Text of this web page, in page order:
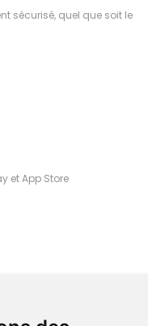
sécurisé, quel que soit le
et App Store
commande à Amiens
recevez-là rapidement